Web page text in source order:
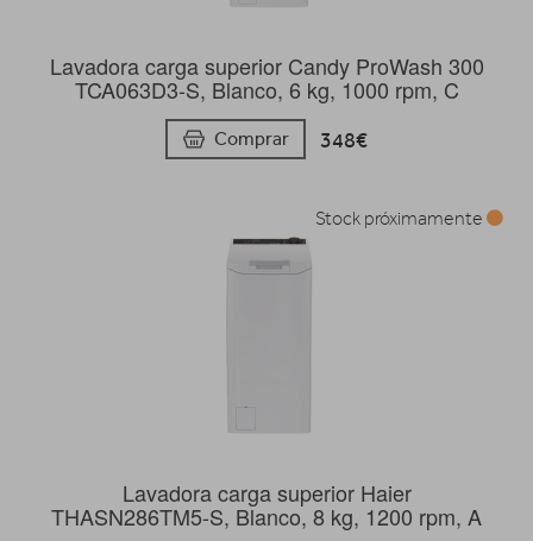
Lavadora carga superior Candy ProWash 300
TCA063D3-S, Blanco, 6 kg, 1000 rpm, C
Comprar 348€
Lavadora carga superior Haier
THASN286TM5-S, Blanco, 8 kg, 1200 rpm, A
Stock próximamente